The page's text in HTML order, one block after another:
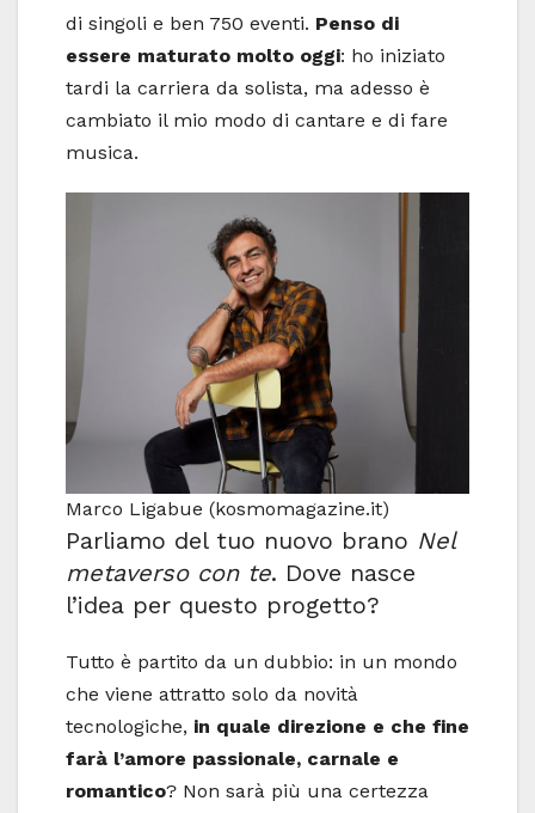
di singoli e ben 750 eventi. Penso di
essere maturato molto oggi: ho iniziato
tardi la carriera da solista, ma adesso è
cambiato il mio modo di cantare e di fare
musica.
Marco Ligabue (kosmomagazine.it)
Parliamo del tuo nuovo brano Nel
metaverso con te. Dove nasce
l’idea per questo progetto?
Tutto è partito da un dubbio: in un mondo
che viene attratto solo da novità
tecnologiche, in quale direzione e che fine
farà l’amore passionale, carnale e
romantico? Non sarà più una certezza